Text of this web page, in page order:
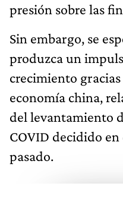
presión sobre las
Sin embargo, se
produzca un
crecimiento
economía china,
del levantamiento
COVID decidido
pasado.